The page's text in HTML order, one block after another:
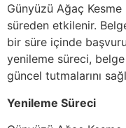
Günyüzü Ağaç
süreden etkilenir.
bir süre içinde
yenileme süreci,
güncel tutmalarını
Yenileme Süreci